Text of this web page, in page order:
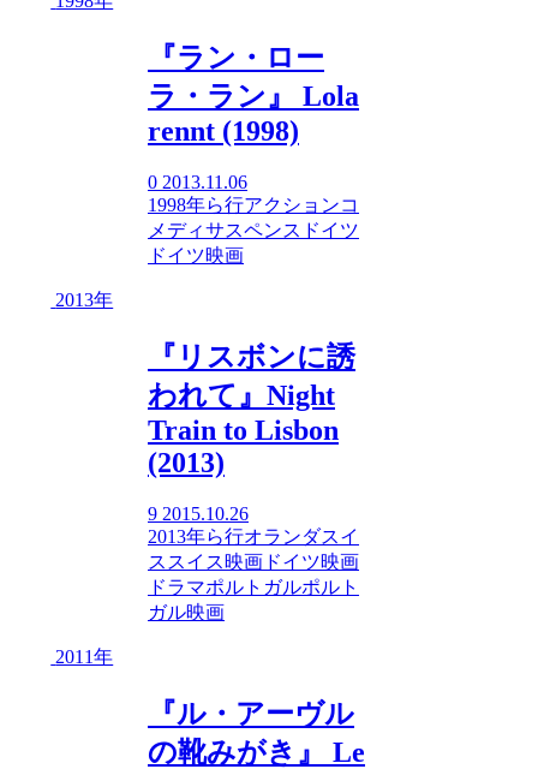
『ラン・ロー
ラ・ラン』 Lola
rennt (1998)
0 2013.11.06
1998年ら行アクションコ
メディサスペンス ドイツ
ドイツ映画
2013年
『リスボンに誘
われて』Night
Train to Lisbon
(2013)
9 2015.10.26
2013年ら行オランダスイ
ス スイス映画 ドイツ映画
ドラマポルトガルポルト
ガル映画
2011年
『ル・アーヴル
の靴みがき』 Le